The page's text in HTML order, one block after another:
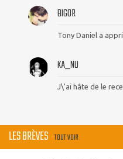
BIGOR
Tony Daniel a
KA_NU
J\'ai hâte de le
LES BRÈVES TOUT VOIR